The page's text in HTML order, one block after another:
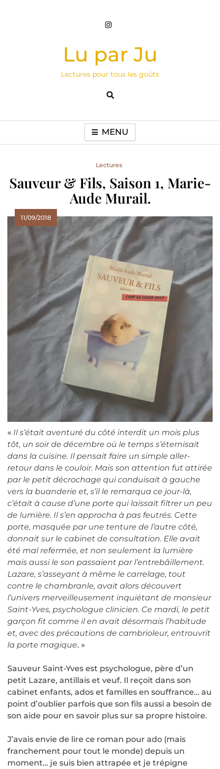
Lu par Ju
Lectures pour tous les goûts
MENU
Lectures
Sauveur & Fils, Saison 1, Marie-
Aude Murail.
11/09/2018
« Il s’était aventuré du côté interdit un mois plus
tôt, un soir de décembre où le temps s’éternisait
dans la cuisine. Il pensait faire un simple aller-
retour dans le couloir. Mais son attention fut attirée
par le petit décrochage qui conduisait à gauche
vers la buanderie et, s’il le remarqua ce jour-là,
c’était à cause d’une porte qui laissait filtrer un peu
de lumière. Il s’en approcha à pas feutrés. Cette
porte, masquée par une tenture de l’autre côté,
donnait sur le cabinet de consultation. Elle avait
été mal refermée, et non seulement la lumière
mais aussi le son passaient par l’entrebâillement.
Lazare, s’asseyant à même le carrelage, tout
contre le chambranle, avait alors découvert
l’univers merveilleusement inquiétant de monsieur
Saint-Yves, psychologue clinicien. Ce mardi, le petit
garçon fit comme il en avait désormais l’habitude
et, avec des précautions de cambrioleur, entrouvrit
la porte magique. »
Sauveur Saint-Yves est psychologue, père d’un
petit Lazare, antillais et veuf. Il reçoit dans son
cabinet enfants, ados et familles en souffrance… au
point d’oublier parfois que son fils aussi a besoin de
son aide pour en savoir plus sur sa propre histoire.
J’avais envie de lire ce roman pour ado (mais
franchement pour tout le monde) depuis un
moment… je suis bien attrapée et je trépigne